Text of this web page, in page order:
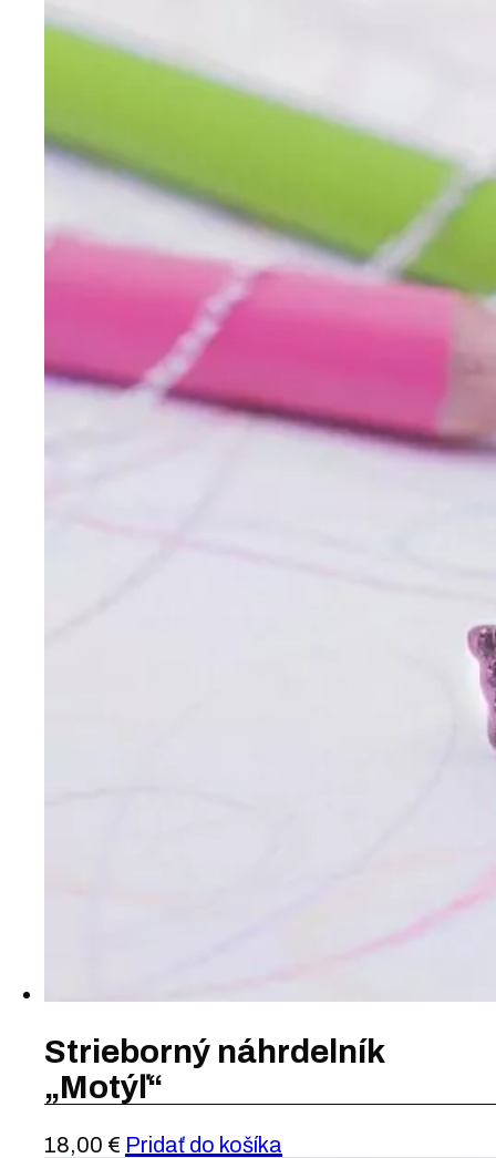
Strieborný náhrdelník
„Motýľ“
18,00 € Pridať do košíka